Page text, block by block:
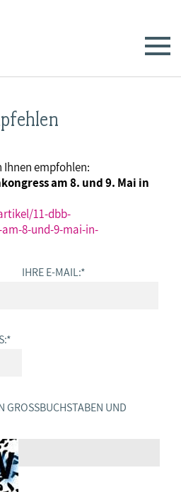
Ihnen empfohlen:
am 8. und 9. Mai in
11-dbb-
8-und-9-mai-in-
IHRE E-MAIL:*
*
UND Z